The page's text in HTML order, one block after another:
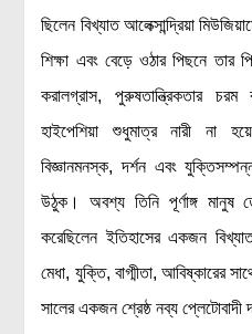
ছিলেন বিখ্যাত আলেক্সান্দ্রিয়া
শিক্ষা এবং বেড়ে ওঠার পিছনে তার
করালগ্রাস, পুরুষতান্ত্রিকতার চরম
হাইপেশিয়া শুধুমাত্র নারী না
বিজ্ঞানমনস্ক, দর্শন এবং
উঠুক। অবশ্য তিনি পূর্ণাঙ্গ মানুষ
করেছিলেন ইতিহাসের একজন
মেধা, যুক্তি, বাগ্মীতা, আবিষ্কারের
সালের একজন শ্রেষ্ঠ নব্য প্লেটোবাদী